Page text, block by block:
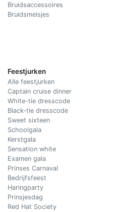
Bruidsaccessoires
Bruidsmeisjes
Feestjurken
Alle feestjurken
Captain cruise dinner
White-tie dresscode
Black-tie dresscode
Sweet sixteen
Schoolgala
Kerstgala
Sensation white
Examen gala
Prinses Carnaval
Bedrijfsfeest
Haringparty
Prinsjesdag
Red Hat Society